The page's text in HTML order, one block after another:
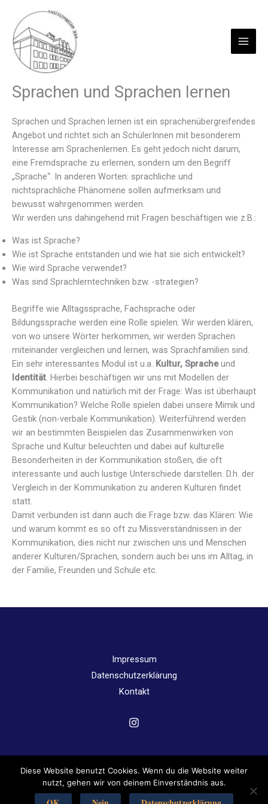
Inhalt
springen
Sprachen und Sprachen lernen
Sprachen und Sprachen lernen ist ein sprachenübergreifendes
Angebot und richtet sich an SchülerInnen mit besonderem
Interesse am Sprachenlernen. Es geht jedoch nicht darum,
eine Fremdsprache zu erlernen, sondern um den Begriff
„Sprache“. In anderen Worten: sprachliche und
nichtsprachliche Phänomene sollen aufmerksam und
bewusst wahrgenommen werden.
Wir werden uns dahingehend mit Fragen beschäftigen wie z.B.:
Was ist Sprache?
Wie ist Sprache entstanden und wie hat sie sich entwickelt?
Wie wird Sprache verwendet?
Was sind Sprachlerntechniken bzw. -strategien?
Begriffe wie Alltagssprache, Fachsprache oder
Bildungssprache werden eine Rolle spielen. Wir werden klären,
von wo unsere Wörter herkommen, wir werden Sprachen
miteinander vergleichen und lernen, was Sprachfamilien sind.
Ein sehr interessantes Modul ist u.a. Kultur, Spracheund
Identität. Hierbei beschäftigen wir uns mit Modellen der
Kommunikation und natürlich mit der Frage: Was ist überhaupt
Kommunikation? Welche Rolle spielen dabei unsere Mimik und
Gestik (non-verbale Kommunikation). Weiterführend werden
wir an bestimmten Beispielen das Zusammenwirken von
Sprache und Kultur beleuchten und dabei auf kulturelle
Besonderheiten in der Kommunikation stoßen, die oft
interessante und auch lustige Unterschiede darstellen. D.h. der
Vergleich in der Kommunikation zu anderen Kulturen findet
statt.
Damit verbunden ist dann auch die Frage bzw. das Klären: Wie
und warum kommt es so oft zu Missverständnissen in der
Kommunikation, dies nicht nur zwischen uns und Menschen
anderer Kulturen/Sprachen, sondern auch bei uns im Alltag, in
der Familie, Freunden und Schule etc.
Impressum
Datenschutzerklärung
Kontakt
Copyright © 2026 Angergymnasium Jena | Powered by
Angergymnasium Jena
Diese Website benutzt Cookies. Wenn du die Website weiter
nutzt, gehen wir von deinem Einverständnis aus.